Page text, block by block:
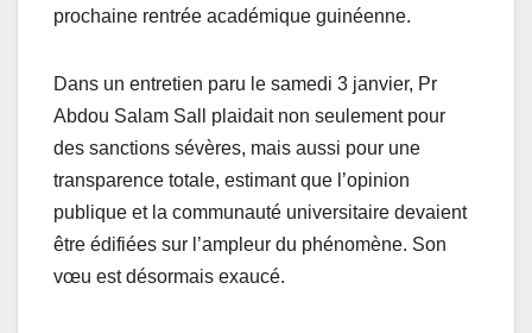
prochaine rentrée académique guinéenne.
Dans un entretien paru le samedi 3 janvier, Pr
Abdou Salam Sall plaidait non seulement pour
des sanctions sévères, mais aussi pour une
transparence totale, estimant que l’opinion
publique et la communauté universitaire devaient
être édifiées sur l’ampleur du phénomène. Son
vœu est désormais exaucé.